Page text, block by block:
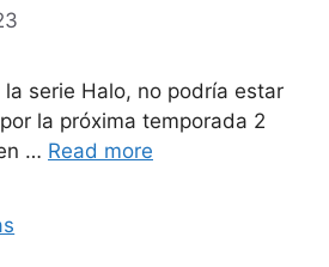
serie Halo, no podría estar
la próxima temporada 2
… Read more